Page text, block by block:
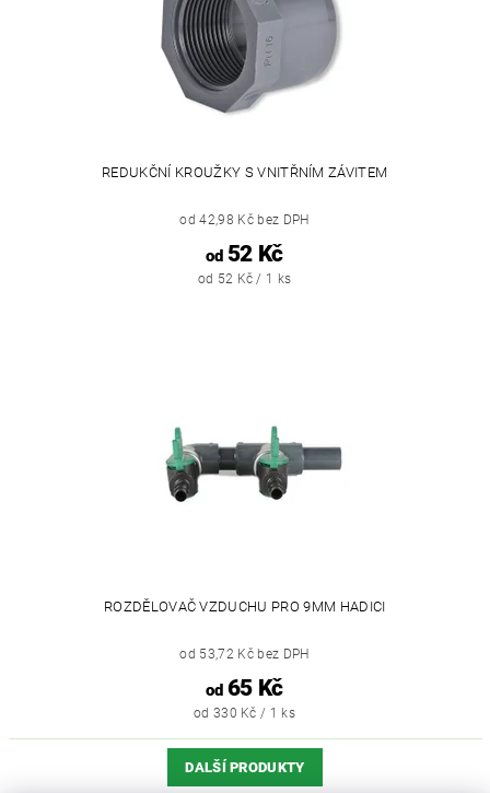
REDUKČNÍ KROUŽKY S VNITŘNÍM ZÁVITEM
od 42,98 Kč bez DPH
od52 Kč
od 52 Kč / 1 ks
ROZDĚLOVAČ VZDUCHU PRO 9MM HADICI
od 53,72 Kč bez DPH
od65 Kč
od 330 Kč / 1 ks
DALŠÍ PRODUKTY